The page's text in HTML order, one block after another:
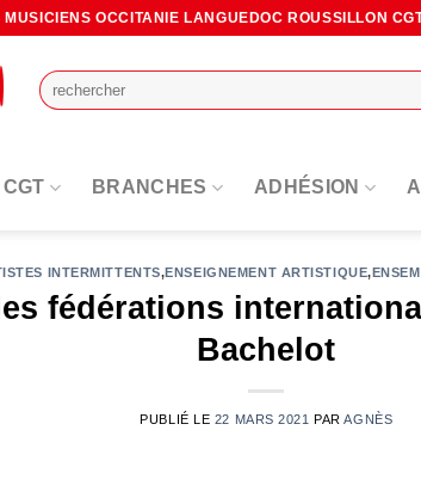
OCCITANIE LANGUEDOC ROUSSILLON
BRANCHES ADHÉSION
INTERMITTENTS,ENSEIGNEMENT ARTISTIQUE,
fédérations
Bachelot
PUBLIÉ LE 22 MARS 2021 PARAGNÈS